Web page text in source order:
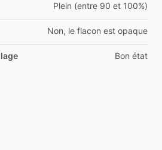
Plein (entre 90 et 100%)
Non, le flacon est opaque
Bon état